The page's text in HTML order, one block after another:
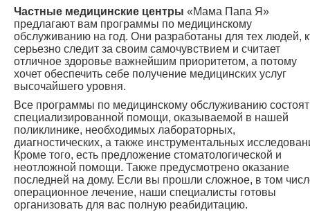
Частные медицинские центры «Мама Папа Я»
предлагают вам программы по медицинскому
обслуживанию на год. Они разработаны для тех людей,
серьезно следит за своим самочувствием и считает
отличное здоровье важнейшим приоритетом, а потому
хочет обеспечить себе получение медицинских услуг
высочайшего уровня.
Все программы по медицинскому обслуживанию состоят
специализированной помощи, оказываемой в нашей
поликлинике, необходимых лабораторных,
диагностических, а также инструментальных
Кроме того, есть предложение стоматологической и
неотложной помощи. Также предусмотрено оказание
последней на дому. Если вы прошли сложное, в том
операционное лечение, наши специалисты готовы
организовать для вас полную реабидитацию.